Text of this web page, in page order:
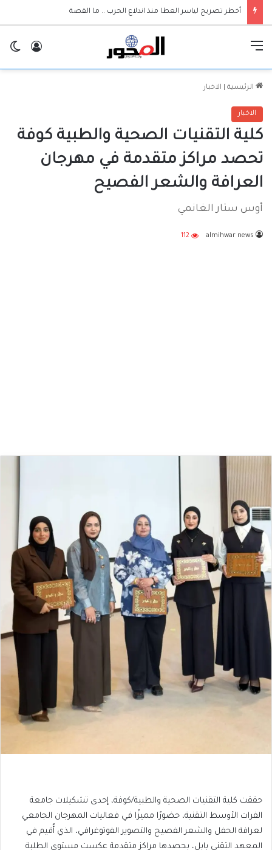
أخطر تصريح لياسر العطا منذ اندلاع الحرب .. ما القصة
الرئيسية الاخبار
الاخبار
كلية التقنيات الصحية والطبية كوفة
تحصد مراكز متقدمة في مهرجان
العرافة والشعر الفصيح
أوس ستار الغانمي
almihwar news
112
حققت كلية التقنيات الصحية والطبية/كوفة، إحدى تشكيلات جامعة
الفرات الأوسط التقنية، حضورًا مميزًا في فعاليات المهرجان الجامعي
لعرافة الحفل والشعر الفصيح والتصوير الفوتوغرافي، الذي أُقيم في
المعهد التقني بابل، بحصدها مراكز متقدمة عكست مستوى الطلبة